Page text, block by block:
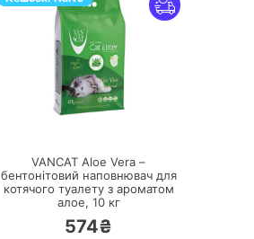
VANCAT Aloe Vera –
бентонітовий наповнювач для
котячого туалету з ароматом
алое, 10 кг
574₴